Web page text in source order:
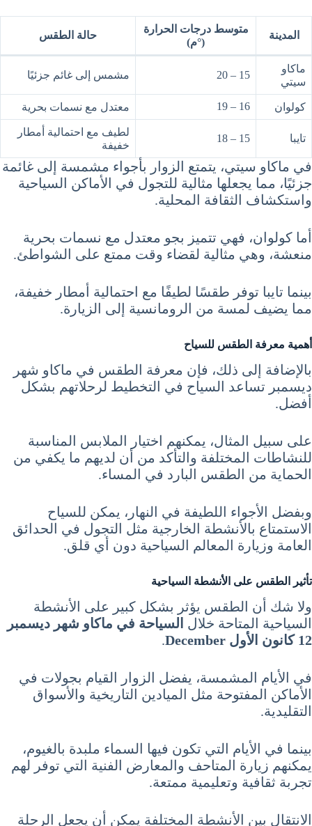
المدينة
متوسط درجات الحرارة
(°م)
حالة الطقس
ماكاو
سيتي
15 – 20 مشمس إلى غائم جزئيًا
كولوان 16 – 19 معتدل مع نسمات بحرية
تايبا 15 – 18
لطيف مع احتمالية أمطار
خفيفة
في ماكاو سيتي، يتمتع الزوار بأجواء مشمسة إلى غائمة
جزئيًا، مما يجعلها مثالية للتجول في الأماكن السياحية
واستكشاف الثقافة المحلية.
أما كولوان، فهي تتميز بجو معتدل مع نسمات بحرية
منعشة، وهي مثالية لقضاء وقت ممتع على الشواطئ.
بينما تايبا توفر طقسًا لطيفًا مع احتمالية أمطار خفيفة،
مما يضيف لمسة من الرومانسية إلى الزيارة.
أهمية معرفة الطقس للسياح
بالإضافة إلى ذلك، فإن معرفة الطقس في ماكاو شهر
ديسمبر تساعد السياح في التخطيط لرحلاتهم بشكل
أفضل.
على سبيل المثال، يمكنهم اختيار الملابس المناسبة
للنشاطات المختلفة والتأكد من أن لديهم ما يكفي من
الحماية من الطقس البارد في المساء.
وبفضل الأجواء اللطيفة في النهار، يمكن للسياح
الاستمتاع بالأنشطة الخارجية مثل التجول في الحدائق
العامة وزيارة المعالم السياحية دون أي قلق.
تأثير الطقس على الأنشطة السياحية
ولا شك أن الطقس يؤثر بشكل كبير على الأنشطة
السياحية المتاحة خلال السياحة في ماكاو شهر ديسمبر
12 كانون الأول December
.
في الأيام المشمسة، يفضل الزوار القيام بجولات في
الأماكن المفتوحة مثل الميادين التاريخية والأسواق
التقليدية.
بينما في الأيام التي تكون فيها السماء ملبدة بالغيوم،
يمكنهم زيارة المتاحف والمعارض الفنية التي توفر لهم
تجربة ثقافية وتعليمية ممتعة.
الانتقال بين الأنشطة المختلفة يمكن أن يجعل الرحلة